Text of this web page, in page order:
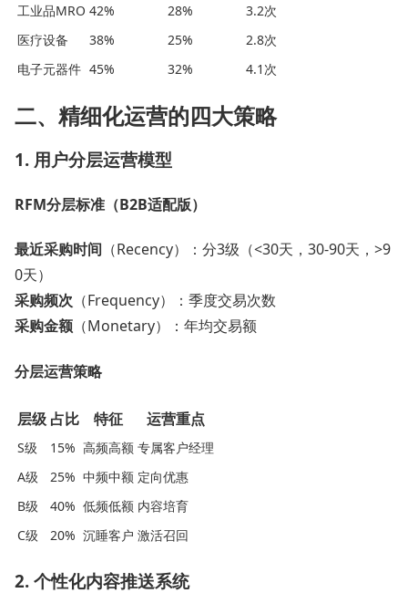
工业品MRO 42% 28%
3.2次
医疗设备
38% 25%
2.8次
电子元器件 45% 32% 4.1次
二、精细化运营的四大策略
1. 用户分层运营模型
RFM分层标准（B2B适配版）
最近采购时间 ​（Recency）：分3级（<30天，30-90天，>9
0天）
采购频次 ​（Frequency）：季度交易次数
采购金额 ​（Monetary）：年均交易额
分层运营策略
层级 占比 特征 运营重点
S级 15% 高频高额 专属客户经理
A级
25% 中频中额 定向优惠
B级
40% 低频低额 内容培育
C级
20% 沉睡客户 激活召回
2. 个性化内容推送系统